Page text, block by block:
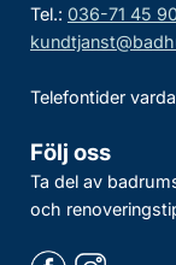
Tel.: 036-71 45
Telefontider
Följ oss
Ta del av
och